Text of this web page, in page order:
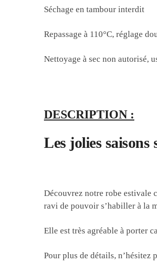
Séchage en tambour interdit
Repassage à 110°C, réglage
Nettoyage à sec non autorisé,
DESCRIPTION :
Les jolies saisons
Découvrez notre robe estivale
ravi de pouvoir s’habiller à la
Elle est très agréable à porter
Pour plus de détails, n’hésitez